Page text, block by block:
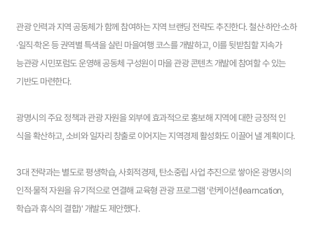
관광 인력과 지역 공동체가 함께 참여하는 지역 브랜딩 전략도 추진한다. 철산·하안·소하
·일직·학온 등 권역별 특색을 살린 마을여행 코스를 개발하고, 이를 뒷받침할 지속가
능관광 시민포럼도 운영해 공동체 구성원이 마을 관광 콘텐츠 개발에 참여할 수 있는
기반도 마련한다.
광명시의 주요 정책과 관광 자원을 외부에 효과적으로 홍보해 지역에 대한 긍정적 인
식을 확산하고, 소비와 일자리 창출로 이어지는 지역경제 활성화도 이끌어 낼 계획이다.
3대 전략과는 별도로 평생학습, 사회적경제, 탄소중립 사업 추진으로 쌓아온 광명시의
인적·물적 자원을 유기적으로 연결해 교육형 관광 프로그램 '런케이션(learncation,
학습과 휴식의 결합)' 개발도 제안했다.